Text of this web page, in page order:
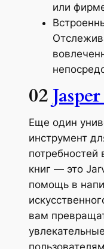
или
02
Еще один
инструмент
потребностей
книг — это
помощь в
вам